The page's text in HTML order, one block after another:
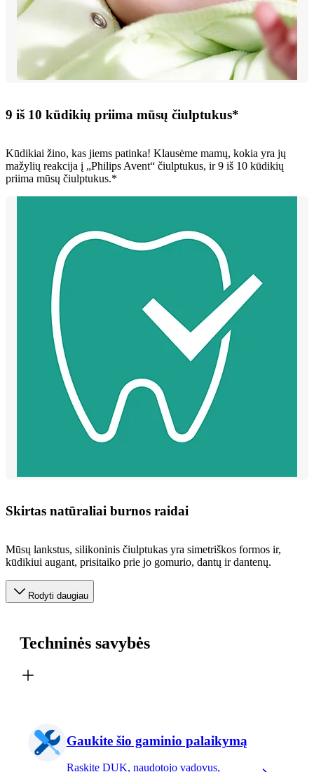
9 iš 10 kūdikių priima mūsų čiulptukus*
Kūdikiai žino, kas jiems patinka! Klausėme mamų, kokia yra jų
mažylių reakcija į „Philips Avent“ čiulptukus, ir 9 iš 10 kūdikių
priima mūsų čiulptukus.*
Skirtas natūraliai burnos raidai
Mūsų lankstus, silikoninis čiulptukas yra simetriškos formos ir,
kūdikiui augant, prisitaiko prie jo gomurio, dantų ir dantenų.
Rodyti daugiau
Techninės savybės
Gaukite šio gaminio palaikymą
Raskite DUK, naudotojo vadovus,